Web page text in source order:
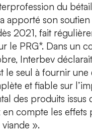
du
apporté son
2021, fait
le PRG*. Dans un
Interbev
le seul à fournir une
et fiable sur
des produits issus
compte les effets
».